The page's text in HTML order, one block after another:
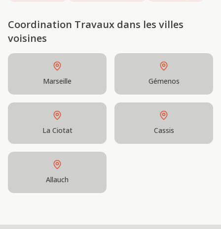
Coordination Travaux dans les villes
voisines
Marseille Gémenos
La Ciotat Cassis
Allauch